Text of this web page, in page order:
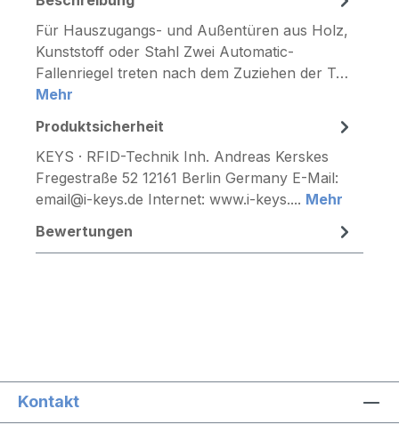
Für Hauszugangs- und Außentüren aus Holz­,
Kunststoff oder Stahl Zwei Automatic-
Fallenriegel treten nach dem Zuziehen der T…
Mehr
Produktsicherheit
KEYS · RFID-Technik Inh. Andreas Kerskes
Fregestraße 52 12161 Berlin Germany E-Mail:
email@i-keys.de Internet: www.i-keys.... Mehr
Bewertungen
Kontakt